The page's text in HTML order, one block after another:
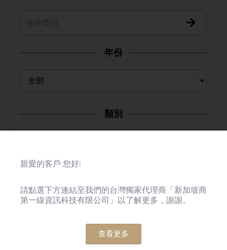
年份
類別
親愛的客戶 您好:
請點選下方連結至我們的台灣獨家代理商「新加坡商
第一線資訊科技有限公司」以了解更多，謝謝。
查看更多